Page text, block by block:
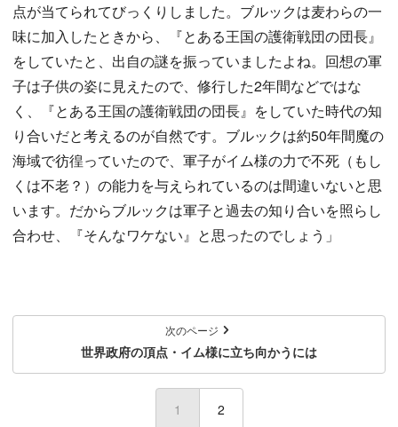
点が当てられてびっくりしました。ブルックは麦わらの一
味に加入したときから、『とある王国の護衛戦団の団長』
をしていたと、出自の謎を振っていましたよね。回想の軍
子は子供の姿に見えたので、修行した2年間などではな
く、『とある王国の護衛戦団の団長』をしていた時代の知
り合いだと考えるのが自然です。ブルックは約50年間魔の
海域で彷徨っていたので、軍子がイム様の力で不死（もし
くは不老？）の能力を与えられているのは間違いないと思
います。だからブルックは軍子と過去の知り合いを照らし
合わせ、『そんなワケない』と思ったのでしょう」
次のページ
世界政府の頂点・イム様に立ち向かうには
1 (current)
2